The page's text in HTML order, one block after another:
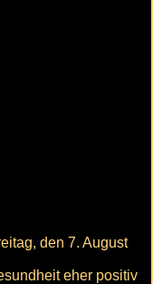
den 7. August
eher positiv